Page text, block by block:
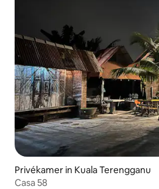
Privékamer in Kuala Terengganu
Casa 58